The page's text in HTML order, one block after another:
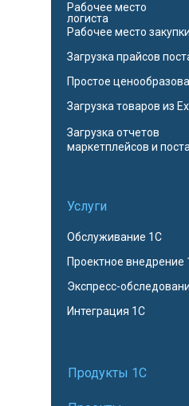
Рабочее место
логиста
Рабочее место закупки
Загрузка прайсов
Простое
Загрузка товаров из
Загрузка отчетов
маркетплейсов и
Услуги
Обслуживание 1С
Проектное внедрение
Экспресс-
Интеграция 1С
Продукты 1С